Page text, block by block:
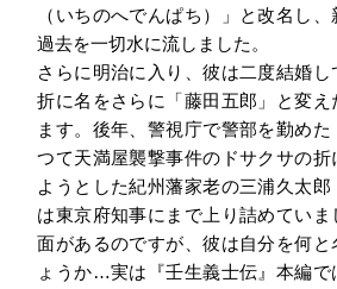
（いちのへでんぱち）」と改名し
過去を一切水に流しました。
さらに明治に入り、彼は二度結婚
折に名をさらに「藤田五郎」と変
ます。後年、警視庁で警部を勤め
つて天満屋襲撃事件のドサクサの
ようとした紀州藩家老の三浦久太
は東京府知事にまで上り詰めてい
面があるのですが、彼は自分を何と
ょうか…実は『壬生義士伝』本編で